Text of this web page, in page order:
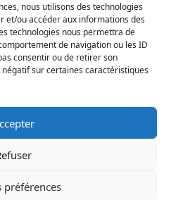
nous utilisons des technologies
et/ou accéder aux informations des
technologies nous permettra de
de navigation ou les ID
consentir ou de retirer son
sur certaines caractéristiques
préférences